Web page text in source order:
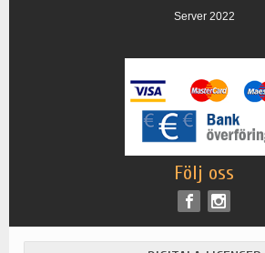
Server 2022
Följ oss